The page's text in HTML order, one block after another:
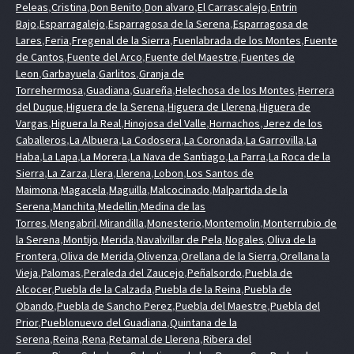
Peleas,Cristina,Don Benito,Don alvaro,El Carrascalejo,Entrin
Bajo,Esparragalejo,Esparragosa de la Serena,Esparragosa de
Lares,Feria,Fregenal de la Sierra,Fuenlabrada de los Montes,Fuente
de Cantos,Fuente del Arco,Fuente del Maestre,Fuentes de
Leon,Garbayuela,Garlitos,Granja de
Torrehermosa,Guadiana,Guareña,Helechosa de los Montes,Herrera
del Duque,Higuera de la Serena,Higuera de Llerena,Higuera de
Vargas,Higuera la Real,Hinojosa del Valle,Hornachos,Jerez de los
Caballeros,La Albuera,La Codosera,La Coronada,La Garrovilla,La
Haba,La Lapa,La Morera,La Nava de Santiago,La Parra,La Roca de la
Sierra,La Zarza,Llera,Llerena,Lobon,Los Santos de
Maimona,Magacela,Maguilla,Malcocinado,Malpartida de la
Serena,Manchita,Medellin,Medina de las
Torres,Mengabril,Mirandilla,Monesterio,Montemolin,Monterrubio de
la Serena,Montijo,Merida,Navalvillar de Pela,Nogales,Oliva de la
Frontera,Oliva de Merida,Olivenza,Orellana de la Sierra,Orellana la
Vieja,Palomas,Peraleda del Zaucejo,Peñalsordo,Puebla de
Alcocer,Puebla de la Calzada,Puebla de la Reina,Puebla de
Obando,Puebla de Sancho Perez,Puebla del Maestre,Puebla del
Prior,Pueblonuevo del Guadiana,Quintana de la
Serena,Reina,Rena,Retamal de Llerena,Ribera del